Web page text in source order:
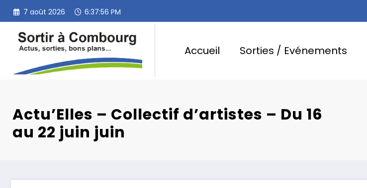
Aller
contenu
7 août 2026 6:37:57 PM
Accueil Sorties / Evénements
Actu’Elles – Collectif d’artistes – Du 16
au 22 juin juin